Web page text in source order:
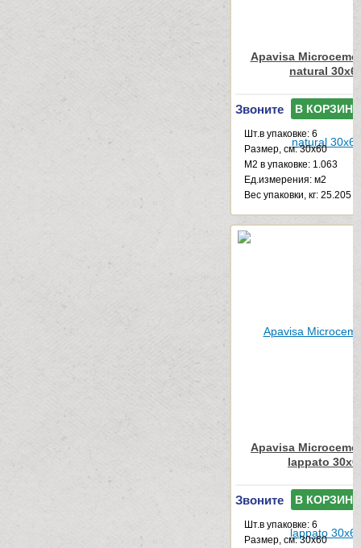
Apavisa
natural
Звоните В КОРЗИНУ
Шт.в упаковке: 6
Размер, см: 30x60
М2 в упаковке: 1.063
Ед.измерения: м2
Веc упаковки, кг: 25.205
Apavisa
lappato
Звоните В КОРЗИНУ
Шт.в упаковке: 6
Размер, см: 30x60